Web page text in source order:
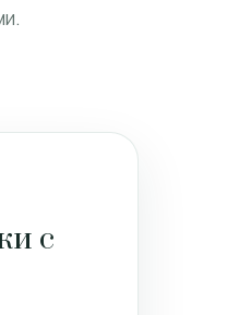
с